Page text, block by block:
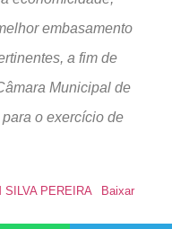
embasamento
a fim de
Municipal de
o exercício de
SILVA PEREIRA Baixar